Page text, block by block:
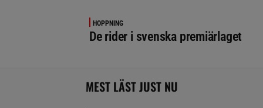
HOPPNING
De rider i svenska premiärlaget
MEST LÄST JUST NU